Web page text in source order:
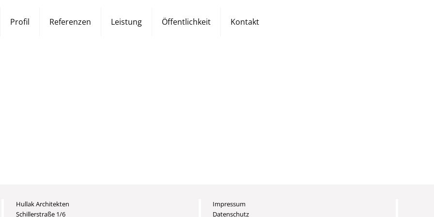
Profil Referenzen Leistung Öffentlichkeit Kontakt
Hullak Architekten
Schillerstraße 1/6
Impressum
Datenschutz